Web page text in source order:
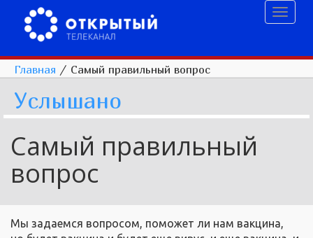
Главная / Самый правильный вопрос
Услышано
Самый правильный
вопрос
Мы задаемся вопросом, поможет ли нам вакцина,